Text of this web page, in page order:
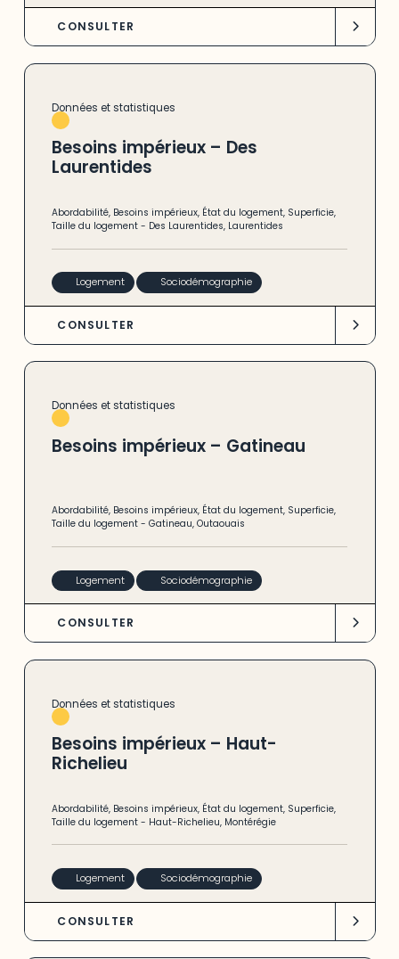
CONSULTER
Données et statistiques
Besoins impérieux – Des
Laurentides
Abordabilité, Besoins impérieux, État du logement, Superficie,
Taille du logement - Des Laurentides, Laurentides
Logement Sociodémographie
CONSULTER
Données et statistiques
Besoins impérieux – Gatineau
Abordabilité, Besoins impérieux, État du logement, Superficie,
Taille du logement -Gatineau,Outaouais
Logement Sociodémographie
CONSULTER
Données et statistiques
Besoins impérieux – Haut-
Richelieu
Abordabilité, Besoins impérieux, État du logement, Superficie,
Taille du logement - Haut-Richelieu, Montérégie
Logement Sociodémographie
CONSULTER